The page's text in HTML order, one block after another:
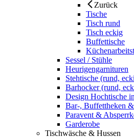
Zurück
Tische
Tisch rund
Tisch eckig
Buffettische
Sessel / Stühle
Heurigengarnituren
Stehtische (rund,
Barhocker (rund,
Design Hochtische
Bar-, Buffettheken
Paravent &
Garderobe
Tischwäsche & Hussen